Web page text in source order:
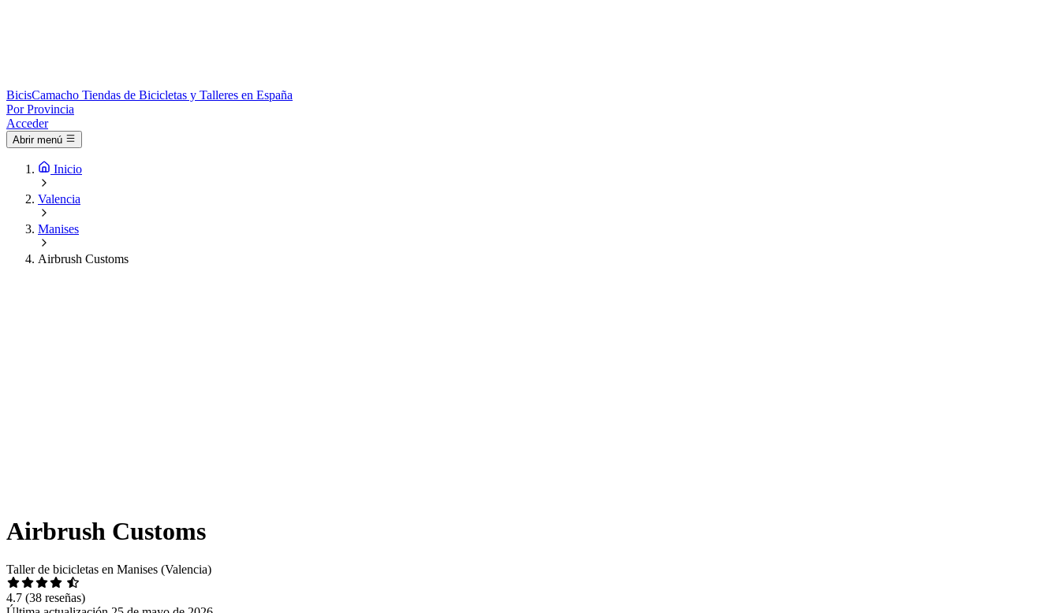
BicisCamacho Tiendas de Bicicletas y Talleres en España
Por Provincia
Acceder
Abrir menú
Inicio
Valencia
Manises
Airbrush Customs
Airbrush Customs
Taller de bicicletas en Manises (Valencia)
4.7 (38 reseñas)